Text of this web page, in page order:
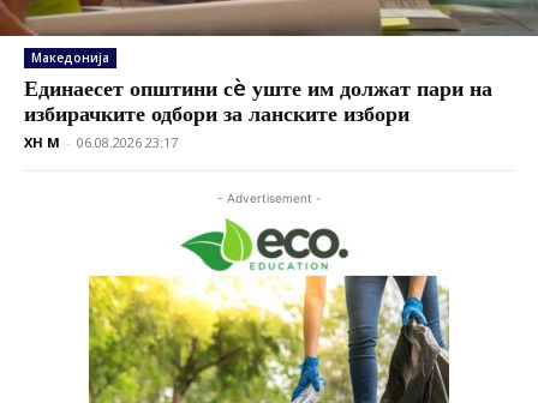
Македонија
Единаесет општини сè уште им должат пари на
избирачките одбори за ланските избори
XH M - 06.08.2026 23:17
- Advertisement -